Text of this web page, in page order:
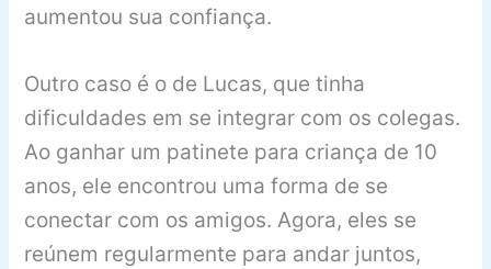
aumentou sua confiança.
Outro caso é o de Lucas, que tinha
dificuldades em se integrar com os colegas.
Ao ganhar um patinete para criança de 10
anos, ele encontrou uma forma de se
conectar com os amigos. Agora, eles se
reúnem regularmente para andar juntos,